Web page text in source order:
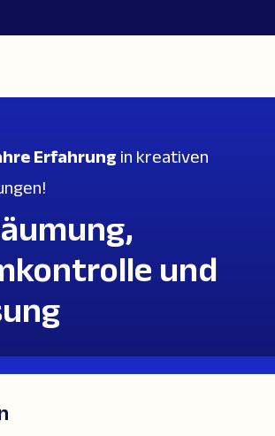
Erfahrung in kreativen
und